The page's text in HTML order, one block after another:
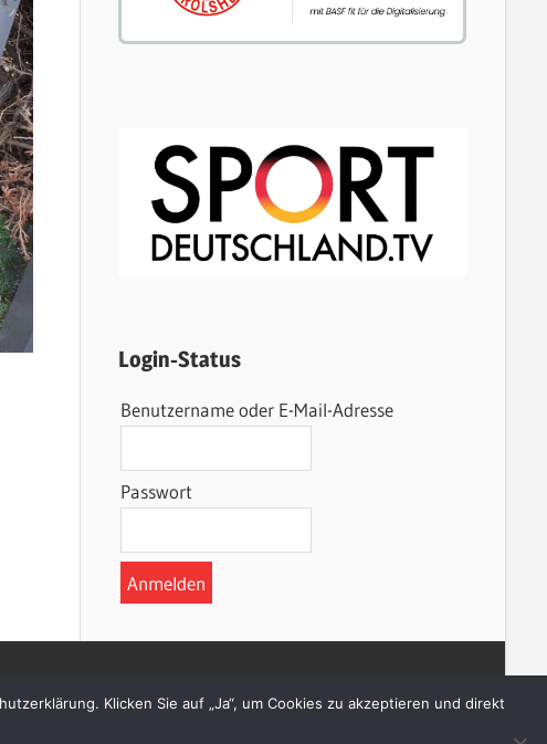
Login-Status
Benutzername oder E-Mail-Adresse
Passwort
Klicken Sie auf „Ja“, um Cookies zu akzeptieren und direkt